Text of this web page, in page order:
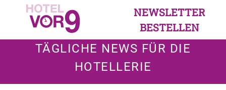
NEWSLETTER
BESTELLEN
TÄGLICHE NEWS FÜR DIE
HOTELLERIE